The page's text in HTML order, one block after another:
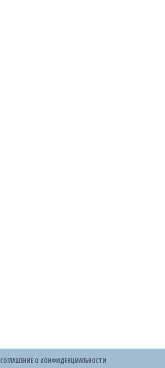
СОГЛАШЕНИЕ О КОНФИДЕНЦИАЛЬНОСТИ